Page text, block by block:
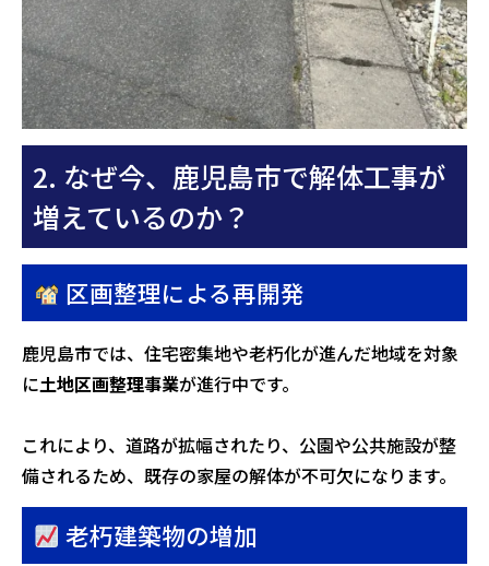
2. なぜ今、鹿児島市で解体工事が
増えているのか？
区画整理による再開発
鹿児島市では、住宅密集地や老朽化が進んだ地域を対象
に土地区画整理事業が進行中です。
これにより、道路が拡幅されたり、公園や公共施設が整
備されるため、既存の家屋の解体が不可欠になります。
老朽建築物の増加